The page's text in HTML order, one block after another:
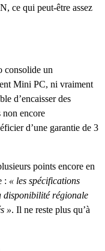
ce qui peut-être assez
consolide un
Mini PC, ni vraiment
d’encaisser des
encore
d’une garantie de 3
points encore en
: « les spécifications
disponibilité régionale
». Il ne reste plus qu’à